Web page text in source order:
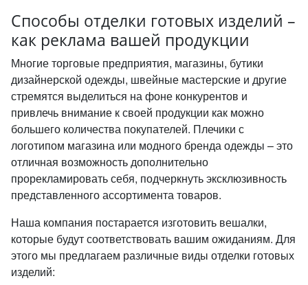
Способы отделки готовых изделий –
как реклама вашей продукции
Многие торговые предприятия, магазины, бутики
дизайнерской одежды, швейные мастерские и другие
стремятся выделиться на фоне конкурентов и
привлечь внимание к своей продукции как можно
большего количества покупателей. Плечики с
логотипом магазина или модного бренда одежды – это
отличная возможность дополнительно
прорекламировать себя, подчеркнуть эксклюзивность
представленного ассортимента товаров.
Наша компания постарается изготовить вешалки,
которые будут соответствовать вашим ожиданиям. Для
этого мы предлагаем различные виды отделки готовых
изделий: